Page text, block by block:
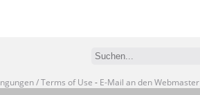
/ Terms of Use - E-Mail an den Webmaster